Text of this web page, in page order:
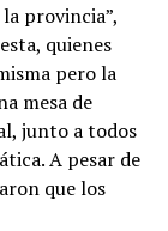
provincia”,
quienes
pero la
mesa de
junto a todos
A pesar de
que los